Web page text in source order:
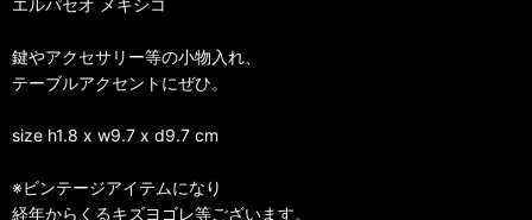
エルパセオ メキシコ
鍵やアクセサリー等の小物入れ、
テーブルアクセントにぜひ。
size h1.8 x w9.7 x d9.7 cm
※ビンテージアイテムになり
経年からくるキズヨゴレ等ございます。